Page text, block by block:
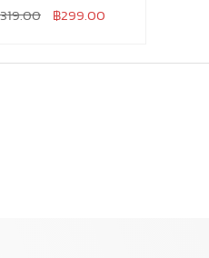
319.00 ฿299.00